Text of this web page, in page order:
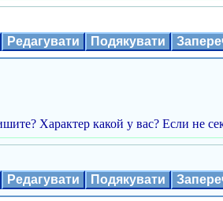
Редагувати Подякувати
Характер какой у вас? Если не
Редагувати Подякувати